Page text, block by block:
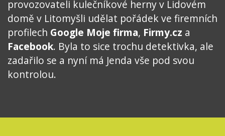
provozovateli kulečníkové herny v Lidovém
domě v Litomyšli udělat pořádek ve firemních
profilech Google Moje firma, Firmy.cz a
Facebook. Byla to sice trochu detektivka, ale
zadařilo se a nyní má Jenda vše pod svou
kontrolou.